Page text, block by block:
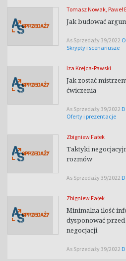
Tomasz Nowak, Paweł
Jak budować
As Sprzedaży 39/2022
Skrypty i scenariusze
Iza Krejca-Pawski
Jak zostać
ćwiczenia
As Sprzedaży 39/2022
Oferty i prezentacje
Zbigniew Fałek
Taktyki
rozmów
As Sprzedaży 39/2022
Zbigniew Fałek
Minimalna ilość
dysponować
negocjacji
As Sprzedaży 39/2022